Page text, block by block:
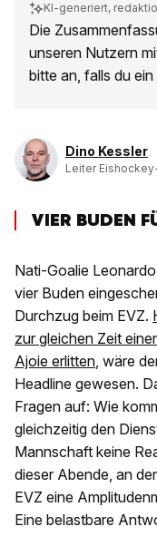
KI-generiert,
Die
unseren Nutzern
bitte an, falls du
Dino Kessler
Leiter
VIER BUDEN
Nati-Goalie
vier Buden
Durchzug beim EVZ.
zur gleichen Zeit
Ajoie erlitten, wäre
Headline gewesen.
Fragen auf: Wie
gleichzeitig den
Mannschaft keine
dieser Abende, an
EVZ eine
Eine belastbare